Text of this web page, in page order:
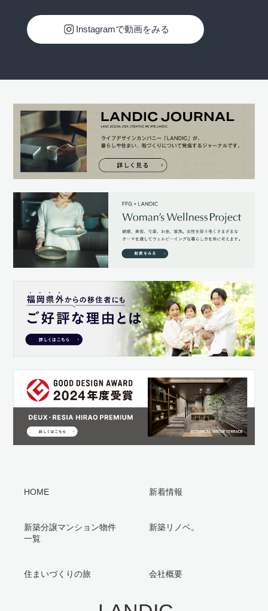
Instagramで動画をみる
HOME 新着情報
新築分譲マンション物件
一覧
新築リノベ。
住まいづくりの旅 会社概要